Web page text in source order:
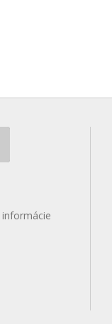
informácie